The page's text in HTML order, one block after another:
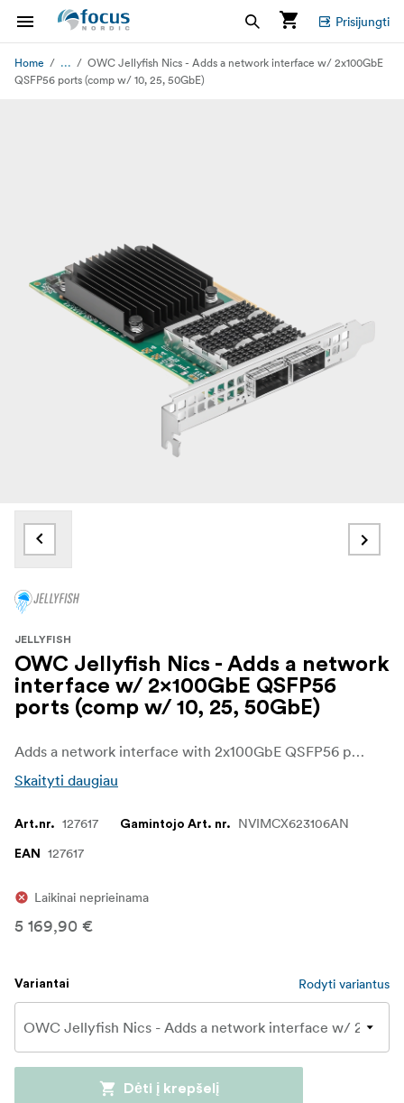
Prisijungti
Home ...
OWC Jellyfish Nics - Adds a network interface w/ 2x100GbE
QSFP56 ports (comp w/ 10, 25, 50GbE)
JELLYFISH
OWC Jellyfish Nics - Adds a network
interface w/ 2x100GbE QSFP56
ports (comp w/ 10, 25, 50GbE)
Adds a network interface with 2x100GbE QSFP56 ports (compatible with 10, 25, 50GbE)
Skaityti daugiau
Art.nr. 127617 Gamintojo Art. nr. NVIMCX623106AN
EAN 127617
Laikinai neprieinama
5 169,90 €
Variantai Rodyti variantus
Dėti į krepšelį